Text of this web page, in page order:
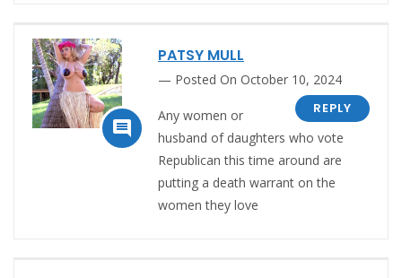

PATSY MULL
Posted On October 10, 2024
REPLY
Any women or
husband of daughters who vote
Republican this time around are
putting a death warrant on the
women they love